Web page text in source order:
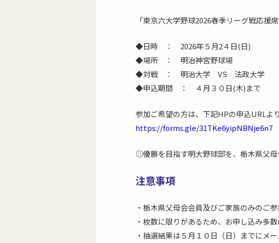
「東京六大学野球2026春季リーグ戦応援
◆日時 ： 2026年５月2４日(日)
◆場所 ： 明治神宮野球場
◆対戦 ： 明治大学 VS 法政大学
◆申込期間 ： ４月３０日(木)まで
参加ご希望の方は、下記HPの申込URLよ
https://forms.gle/31TKe6yipNBNje6n7
⚾優勝を目指す明大野球部を、栃木県父
注意事項
・栃木県父母会会員及びご家族のみのご参
・枚数に限りがあるため、お申し込み多
・抽選結果は５月１０日（日）までにメ